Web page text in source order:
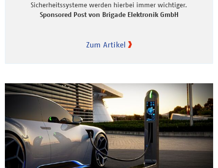
Sicherheitssysteme werden hierbei immer wichtiger.
Sponsored Post von Brigade Elektronik GmbH
Zum Artikel